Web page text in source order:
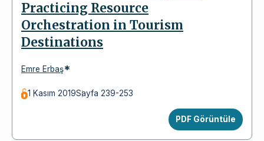
Practicing Resource
Orchestration in Tourism
Destinations
Emre Erbaş*
1 Kasım 2019Sayfa 239-253
PDF Görüntüle